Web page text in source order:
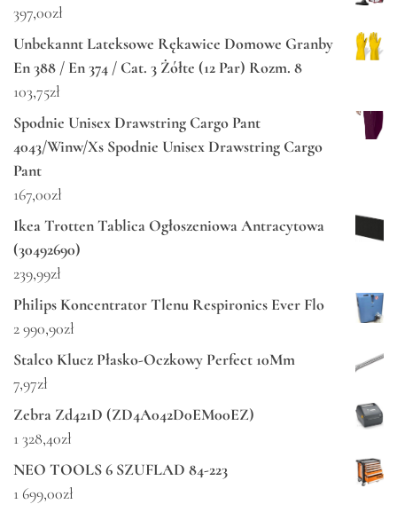
397,00zł
Unbekannt Lateksowe Rękawice Domowe Granby
En 388 / En 374 / Cat. 3 Żółte (12 Par) Rozm. 8
103,75zł
Spodnie Unisex Drawstring Cargo Pant
4043/Winw/Xs Spodnie Unisex Drawstring Cargo
Pant
167,00zł
Ikea Trotten Tablica Ogłoszeniowa Antracytowa
(30492690)
239,99zł
Philips Koncentrator Tlenu Respironics Ever Flo
2 990,90zł
Stalco Klucz Płasko-Oczkowy Perfect 10Mm
7,97zł
Zebra Zd421D (ZD4A042D0EM00EZ)
1 328,40zł
NEO TOOLS 6 SZUFLAD 84-223
1 699,00zł